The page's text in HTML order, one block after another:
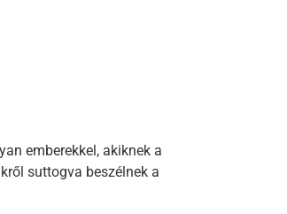
emberekkel, akiknek a
suttogva beszélnek a